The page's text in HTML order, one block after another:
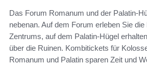
Das Forum Romanum und der Palatin-
nebenan. Auf dem Forum erleben Sie
Zentrums, auf dem Palatin-Hügel
über die Ruinen. Kombitickets für
Romanum und Palatin sparen Zeit und